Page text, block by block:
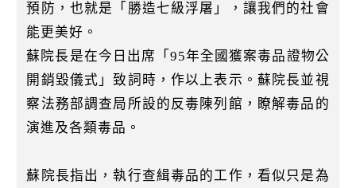
預防，也就是「勝造七級浮屠」，讓我們的社會
能更美好。
蘇院長是在今日出席「95年全國獲案毒品證物公
開銷毀儀式」致詞時，作以上表示。蘇院長並視
察法務部調查局所設的反毒陳列館，瞭解毒品的
演進及各類毒品。
蘇院長指出，執行查緝毒品的工作，看似只是為